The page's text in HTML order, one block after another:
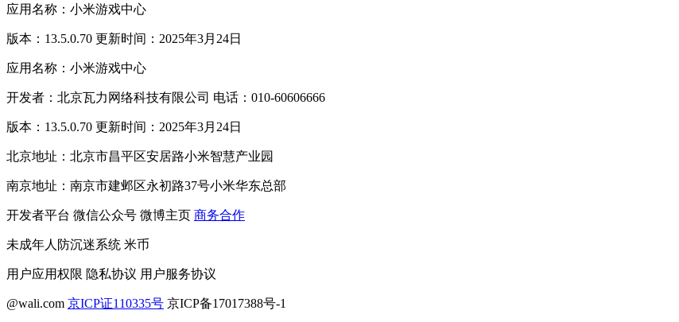
应用名称：小米游戏中心
版本：13.5.0.70 更新时间：2025年3月24日
应用名称：小米游戏中心
开发者：北京瓦力网络科技有限公司 电话：010-60606666
版本：13.5.0.70 更新时间：2025年3月24日
北京地址：北京市昌平区安居路小米智慧产业园
南京地址：南京市建邺区永初路37号小米华东总部
开发者平台 微信公众号 微博主页 商务合作
未成年人防沉迷系统 米币
用户应用权限 隐私协议 用户服务协议
@wali.com 京ICP证110335号 京ICP备17017388号-1